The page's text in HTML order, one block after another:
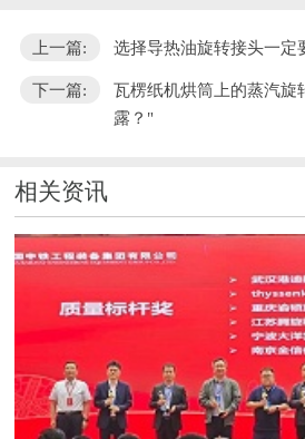
上一篇: 选择导热油旋转接头一定
下一篇:
瓦楞纸机烘筒上的蒸汽旋
露？"
相关资讯